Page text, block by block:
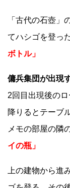
「古代の石壺」
てハシゴを登っ
ボトル」
傭兵集団が出現
2回目出現後の
降りるとテーブ
メモの部屋の隣
イの瓶」
上の建物から進